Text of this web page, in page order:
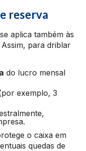
reserva
aplica também às
para driblar
do lucro mensal
exemplo, 3
o caixa em
quedas de